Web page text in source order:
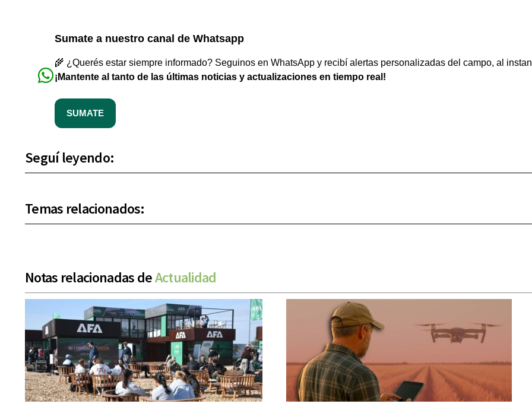
Sumate a nuestro canal de Whatsapp
🌾 ¿Querés estar siempre informado? Seguinos en WhatsApp y recibí alertas personalizadas del campo, al
¡Mantente al tanto de las últimas noticias y actualizaciones en tiempo real!
SUMATE
Seguí leyendo:
Temas relacionados:
Notas relacionadas deActualidad